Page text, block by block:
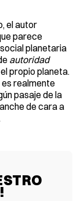
el autor
parece
planetaria
autoridad
propio planeta.
realmente
pasaje de la
de cara a